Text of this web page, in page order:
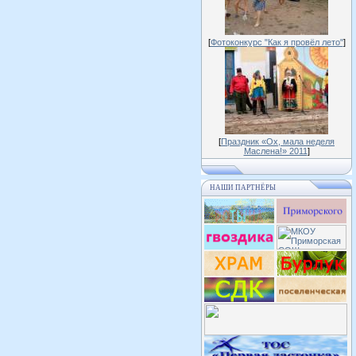
[Фотоконкурс "Как я провёл лето"]
[Праздник «Ох, мала неделя
Маслена!» 2011]
НАШИ ПАРТНЁРЫ